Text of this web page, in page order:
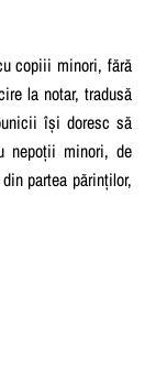
copiii minori, fără
la notar, tradusă
își doresc să
nepoții minori, de
partea părinților,